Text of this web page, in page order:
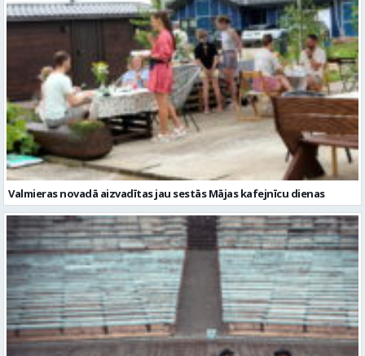
Valmieras novadā aizvadītas jau sestās Mājas kafejnīcu dienas